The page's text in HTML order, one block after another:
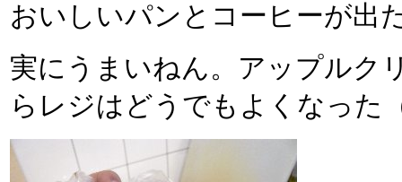
おいしいパンとコーヒーが出
実にうまいねん。アップルク
らレジはどうでもよくなった